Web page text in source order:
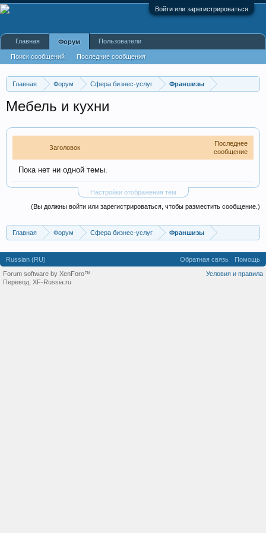
Войти или зарегистрироваться
Главная Форум Сфера бизнес-услуг Франшизы
Мебель и кухни
Заголовок
Последнее
сообщение
Пока нет ни одной темы.
Настройки отображения тем
(Вы должны войти или зарегистрироваться, чтобы разместить сообщение.)
Главная Форум Сфера бизнес-услуг Франшизы
Главная Форум
Поиск сообщений Последние сообщения
Пользователи
Russian (RU) Обратная связь
Помощь
Условия и правила
Forum software by XenForo™
Перевод: XF-Russia.ru